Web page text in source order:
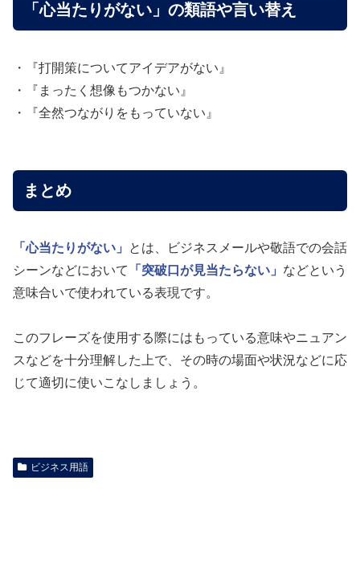
「心当たりがない」の類語や言い替え
・『打開策についてアイデアがない』
・『まったく想像もつかない』
・『全然つながりをもっていない』
まとめ
「心当たりがない」
とは、ビジネスメールや敬語での会話
シーンなどにおいて
「突破口が見当たらない」 などという
意味合いで使われている表現です。
このフレーズを使用する際にはもっている意味やニュアン
スなどを十分理解した上で、その時の場面や状況などに応
じて適切に使いこなしましょう。
ビジネス用語